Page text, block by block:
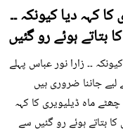
کہہ دیا کیونکہ ۔۔
بتاتے ہوئے رو گئیں
۔۔ زارا نور عباس پہلے
لیے جاننا ضروری ہیں
ماہ ڈیلیویری کا کہہ
کا بتاتے ہوئے رو گئیں سے